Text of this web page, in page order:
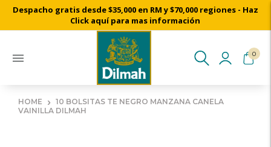
Despacho gratis desde $35,000 en RM y $70,000 regiones - Haz
Click aquí para mas información
0
HOME › 10 BOLSITAS TE NEGRO MANZANA CANELA
VAINILLA DILMAH